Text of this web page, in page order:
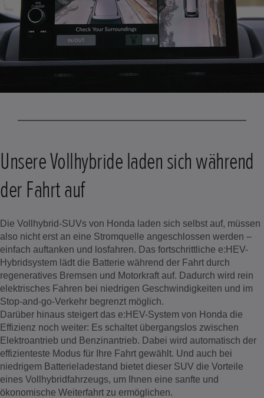
Unsere Vollhybride laden sich während
der Fahrt auf
Die Vollhybrid-SUVs von Honda laden sich selbst auf, müssen
also nicht erst an eine Stromquelle angeschlossen werden –
einfach auftanken und losfahren. Das fortschrittliche e:HEV-
Hybridsystem lädt die Batterie während der Fahrt durch
regeneratives Bremsen und Motorkraft auf. Dadurch wird rein
elektrisches Fahren bei niedrigen Geschwindigkeiten und im
Stop-and-go-Verkehr begrenzt möglich.
Darüber hinaus steigert das e:HEV-System von Honda die
Effizienz noch weiter: Es schaltet übergangslos zwischen
Elektroantrieb und Benzinantrieb. Dabei wird automatisch der
effizienteste Modus für Ihre Fahrt gewählt. Und auch bei
niedrigem Batterieladestand bietet dieser SUV die Vorteile
eines Vollhybridfahrzeugs, um Ihnen eine sanfte und
ökonomische Weiterfahrt zu ermöglichen.